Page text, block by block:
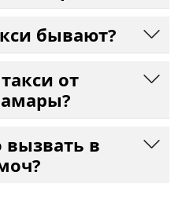
бывают?
от
вызвать в